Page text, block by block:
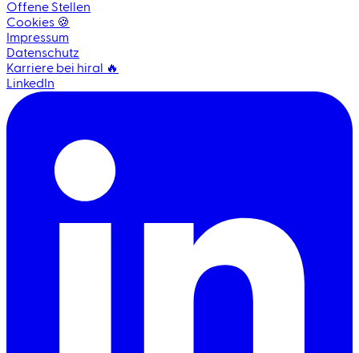
Offene Stellen
Cookies 🍪
Impressum
Datenschutz
Karriere bei hiral 🔥
LinkedIn